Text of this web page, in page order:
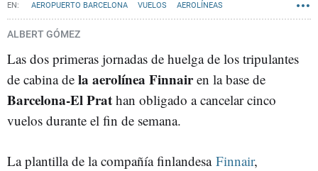
AEROPUERTO BARCELONA VUELOS AEROLÍNEAS
ALBERT GÓMEZ
Las dos primeras jornadas de huelga de los tripulantes
de cabina de la aerolínea Finnairen la base de
Barcelona-El Prat han obligado a cancelar cinco
vuelos durante el fin de semana.
La plantilla de la compañía finlandesa Finnair,